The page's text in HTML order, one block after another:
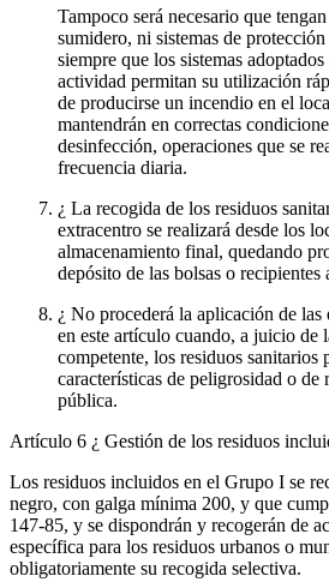
Tampoco será necesario que
sumidero, ni sistemas de
siempre que los sistemas
actividad permitan su utilización
de producirse un incendio en el
mantendrán en correctas
desinfección, operaciones que se
frecuencia diaria.
¿ La recogida de los residuos
extracentro se realizará desde los
almacenamiento final, quedando
depósito de las bolsas o recipientes
¿ No procederá la aplicación de las
en este artículo cuando, a juicio de
competente, los residuos sanitarios
características de peligrosidad o de
pública.
Artículo 6 ¿ Gestión de los residuos
Los residuos incluidos en el Grupo I se
negro, con galga mínima 200, y que
147-85, y se dispondrán y recogerán de
específica para los residuos urbanos o
obligatoriamente su recogida selectiva.